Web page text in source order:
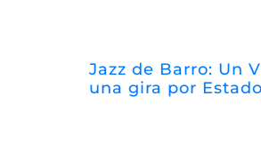
Jazz de Barro: Un
una gira por